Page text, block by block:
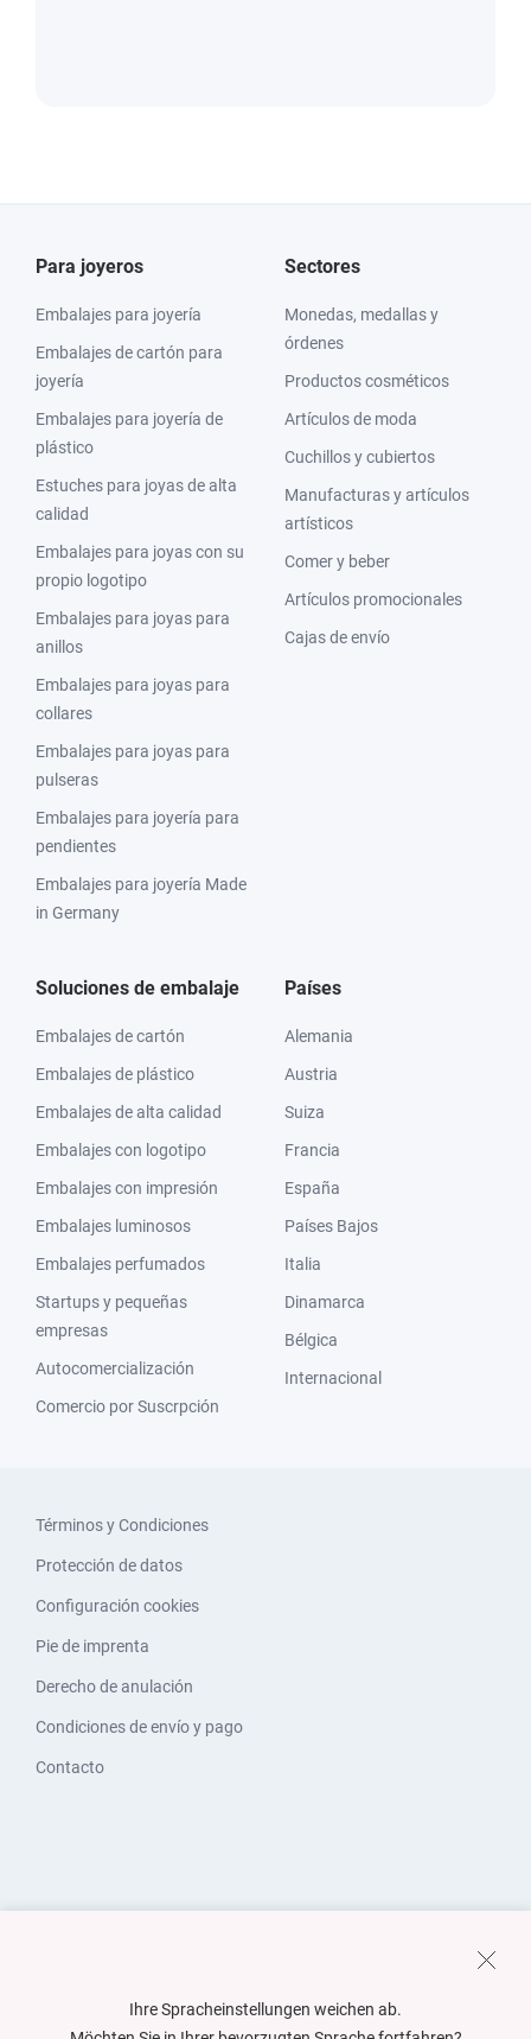
Para joyeros
Embalajes para joyería
Embalajes de cartón para
joyería
Embalajes para joyería de
plástico
Estuches para joyas de alta
calidad
Embalajes para joyas con su
propio logotipo
Embalajes para joyas para
anillos
Embalajes para joyas para
collares
Embalajes para joyas para
pulseras
Embalajes para joyería para
pendientes
Embalajes para joyería Made
in Germany
Sectores
Monedas, medallas y
órdenes
Productos cosméticos
Artículos de moda
Cuchillos y cubiertos
Manufacturas y artículos
artísticos
Comer y beber
Artículos promocionales
Cajas de envío
Soluciones de embalaje
Embalajes de cartón
Embalajes de plástico
Embalajes de alta calidad
Embalajes con logotipo
Embalajes con impresión
Embalajes luminosos
Embalajes perfumados
Startups y pequeñas
empresas
Autocomercialización
Comercio por Suscrpción
Países
Alemania
Austria
Suiza
Francia
España
Países Bajos
Italia
Dinamarca
Bélgica
Internacional
Términos y Condiciones
Protección de datos
Configuración cookies
Pie de imprenta
Derecho de anulación
Condiciones de envío y pago
Contacto
Ihre Spracheinstellungen weichen ab.